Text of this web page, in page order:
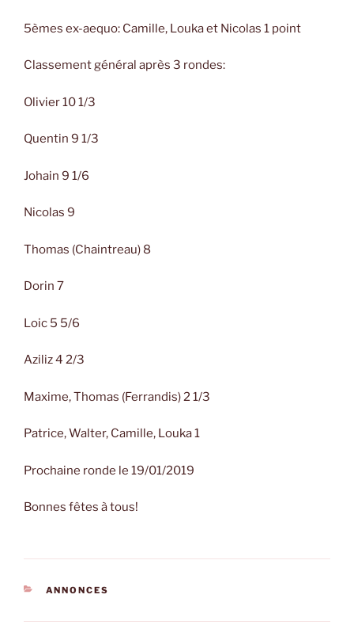
5èmes ex-aequo: Camille, Louka et Nicolas 1 point
Classement général après 3 rondes:
Olivier 10 1/3
Quentin 9 1/3
Johain 9 1/6
Nicolas 9
Thomas (Chaintreau) 8
Dorin 7
Loic 5 5/6
Aziliz 4 2/3
Maxime, Thomas (Ferrandis) 2 1/3
Patrice, Walter, Camille, Louka 1
Prochaine ronde le 19/01/2019
Bonnes fêtes à tous!
CATÉGORIES
ANNONCES